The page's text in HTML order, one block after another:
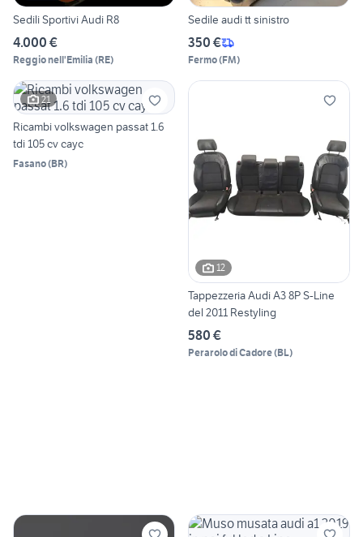
Sedili Sportivi Audi R8
4.000 €
Reggio nell'Emilia (RE)
Sedile audi tt sinistro
350 €
Fermo(FM)
21
Ricambi volkswagen passat 1.6
tdi 105 cv cayc
Fasano(BR)
12
Tappezzeria Audi A3 8P S-Line
del 2011 Restyling
580 €
Perarolo di Cadore(BL)